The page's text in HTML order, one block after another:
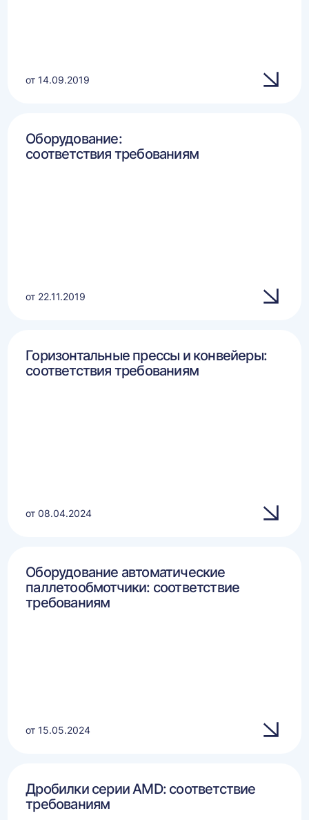
от 14.09.2019
Оборудование:
соответствия требованиям
от 22.11.2019
Горизонтальные прессы и конвейеры:
соответствия требованиям
от 08.04.2024
Оборудование автоматические
паллетообмотчики: соответствие
требованиям
от 15.05.2024
Дробилки серии AMD: соответствие
требованиям